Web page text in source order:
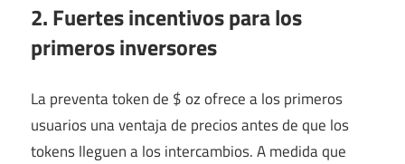
2. Fuertes incentivos para los
primeros inversores
La preventa token de $ oz ofrece a los primeros
usuarios una ventaja de precios antes de que los
tokens lleguen a los intercambios. A medida que